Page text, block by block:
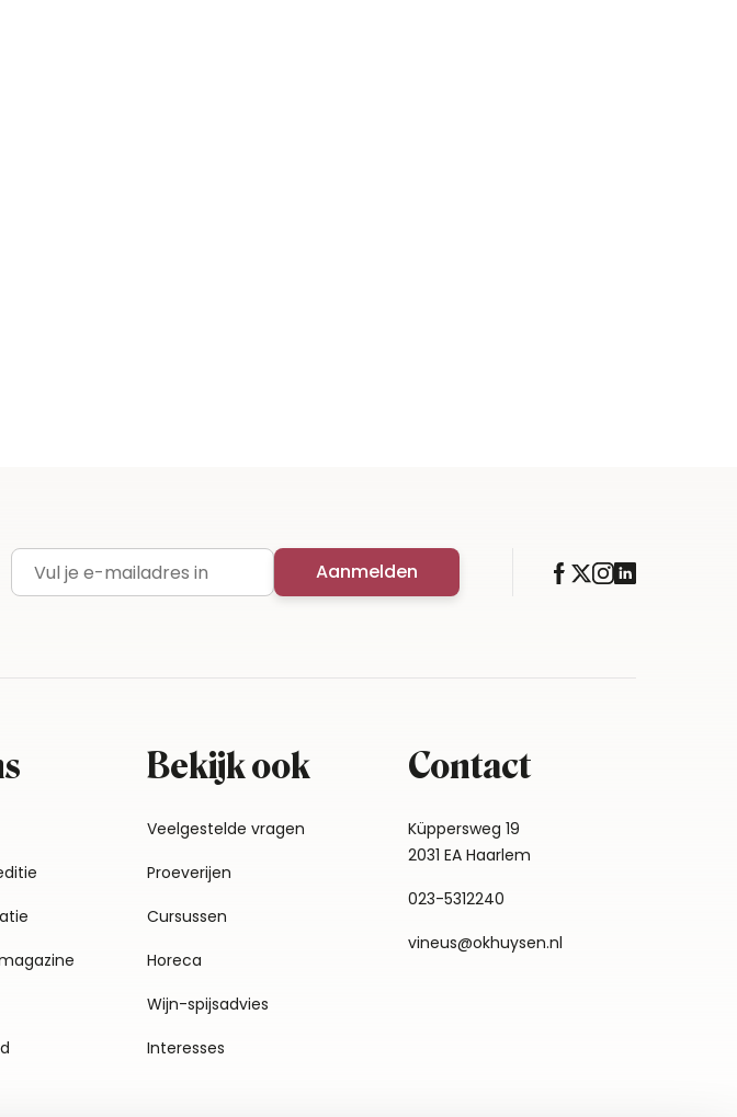
E-mailadres Aanmelden
Bekijk ook
Veelgestelde vragen
Proeverijen
Cursussen
Horeca
Wijn-spijsadvies
Interesses
Contact
Küppersweg 19
2031 EA Haarlem
023-5312240
vineus@okhuysen.nl